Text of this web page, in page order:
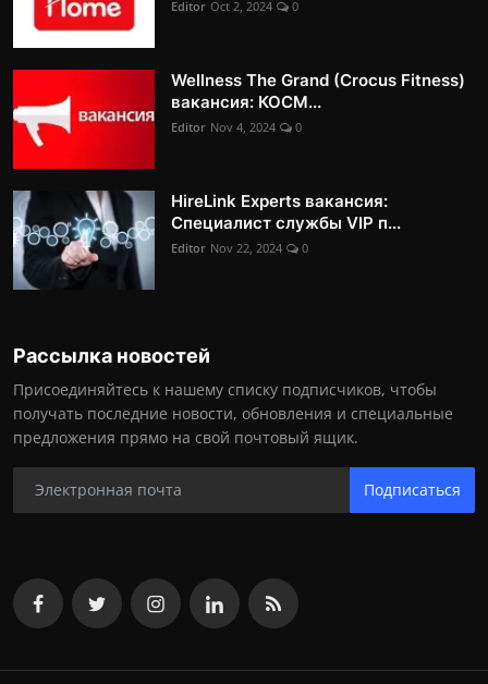
Editor Oct 2, 2024 0
Wellness The Grand (Crocus Fitness)
вакансия: КОСМ...
Editor Nov 4, 2024 0
HireLink Experts вакансия:
Специалист службы VIP п...
Editor Nov 22, 2024 0
Рассылка новостей
Присоединяйтесь к нашему списку подписчиков, чтобы
получать последние новости, обновления и специальные
предложения прямо на свой почтовый ящик.
Подписаться